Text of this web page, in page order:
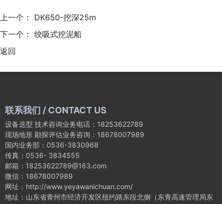
上一个：
DK650-挖深25m
下一个： 绞吸式挖泥船
返回
联系我们 / CONTACT US
设备选型 技术咨询业务电话：18253622789
现场地形 勘探评估业务咨询：18678007989
国内业务部：0536-3830968
传真：0536- 3834555
邮箱：18253622789@163.com
微信：18678007989
网址：http://www.yeyawanichuan.com/
地址：山东省青州市经济开发区纽约路东段北侧（东青高速管理局东